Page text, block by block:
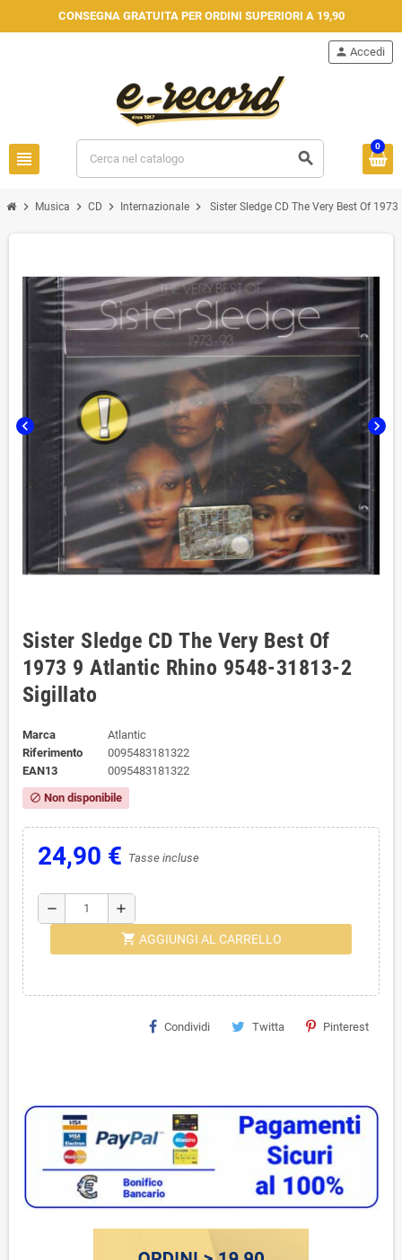
CONSEGNA GRATUITA PER ORDINI SUPERIORI A 19,90
view_headline search
person Accedi
0
chevron_right Musica chevron_right CD chevron_right Internazionale chevron_right Sister Sledge CD The Very Best Of
chevron_left chevron_right
Sister Sledge CD The Very Best Of
1973 9 Atlantic Rhino 9548-31813-2
Sigillato
Marca
Atlantic
Riferimento
0095483181322
EAN13
0095483181322
block Non disponibile
24,90 € Tasse incluse
remove add
shopping_cart AGGIUNGI AL CARRELLO
Condividi Twitta Pinterest